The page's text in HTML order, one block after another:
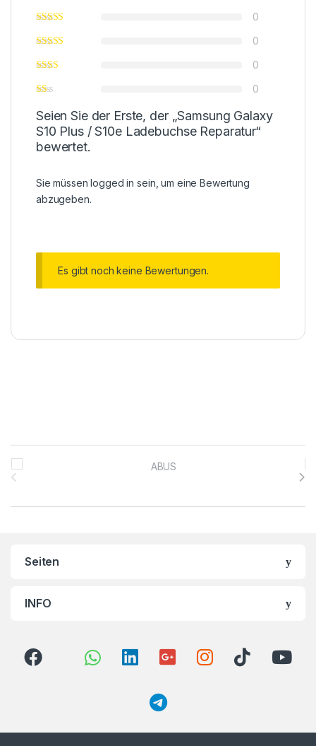
0
0
0
0
Seien Sie der Erste, der „Samsung Galaxy
S10 Plus / S10e Ladebuchse Reparatur“
bewertet.
Sie müssenlogged in sein, um eine Bewertung
abzugeben.
Es gibt noch keine Bewertungen.
Brands Carousel
Seiten
INFO